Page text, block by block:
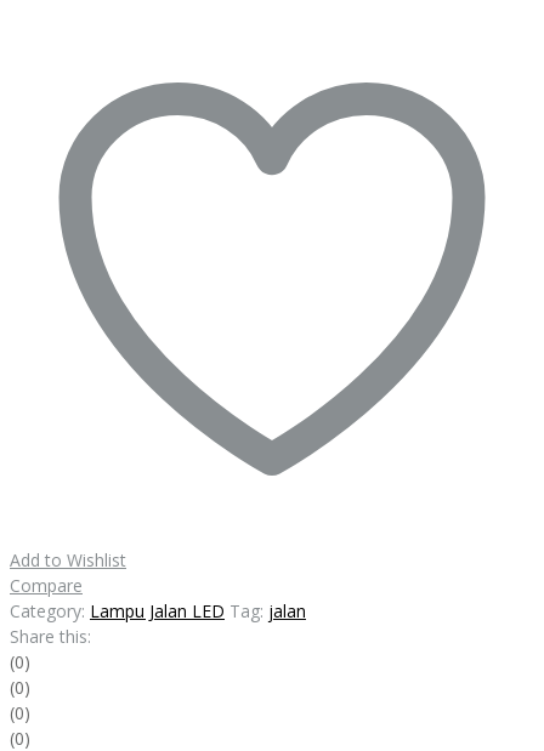
Add to Wishlist
Compare
Category: Lampu Jalan LED Tag: jalan
Share this:
(0)
(0)
(0)
(0)